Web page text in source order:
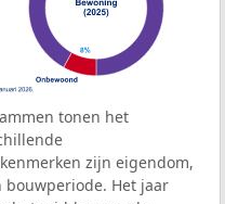
tonen het
zijn eigendom,
Het jaar